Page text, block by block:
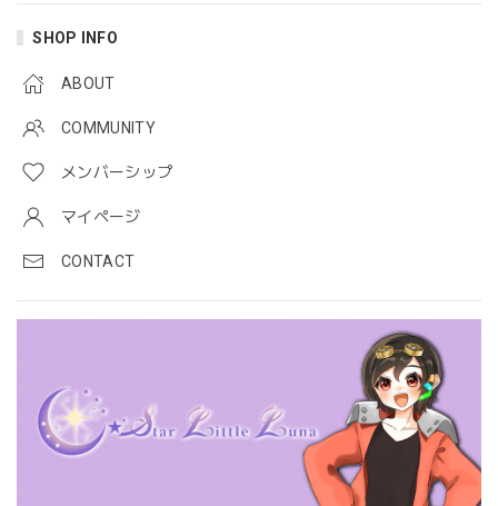
SHOP INFO
ABOUT
COMMUNITY
メンバーシップ
マイページ
CONTACT